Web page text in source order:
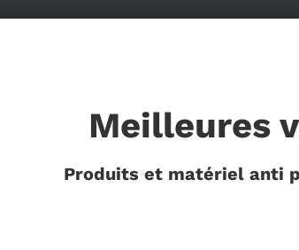
Meilleures
Produits et matériel anti